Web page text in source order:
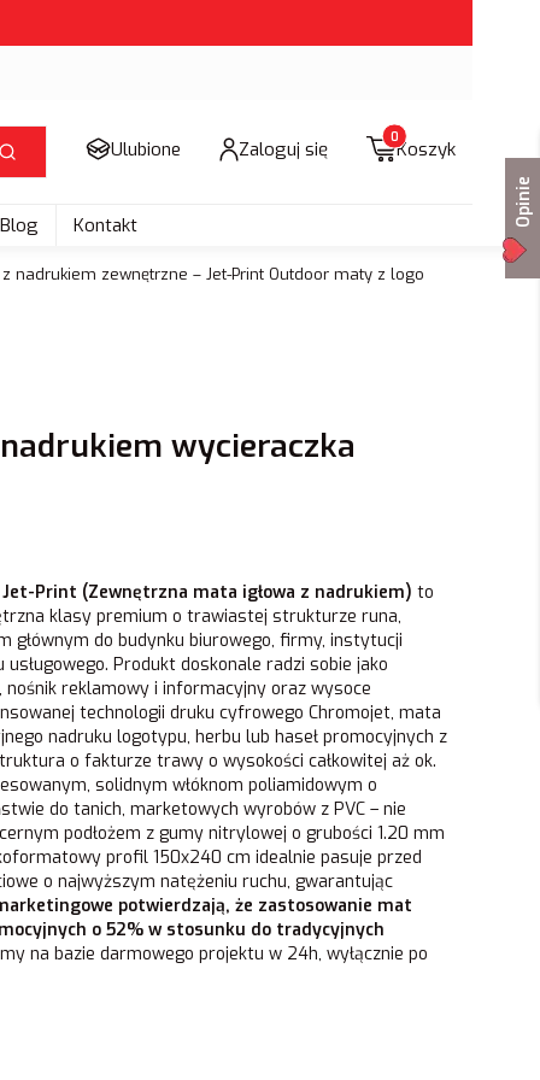
Szukaj
Ulubione Zaloguj się Produkty w koszyku:
Koszyk
Blog Kontakt
nadrukiem zewnętrzne – Jet-Print Outdoor maty z logo
wycieraczka
Print (Zewnętrzna mata igłowa z nadrukiem) to
klasy premium o trawiastej strukturze runa,
głównym do budynku biurowego, firmy, instytucji
Produkt doskonale radzi sobie jako
reklamowy i informacyjny oraz wysoce
technologii druku cyfrowego Chromojet, mata
nadruku logotypu, herbu lub haseł promocyjnych z
o fakturze trawy o wysokości całkowitej aż ok.
solidnym włóknom poliamidowym o
do tanich, marketowych wyrobów z PVC – nie
podłożem z gumy nitrylowej o grubości 1.20 mm
profil 150x240 cm idealnie pasuje przed
o najwyższym natężeniu ruchu, gwarantując
potwierdzają, że zastosowanie mat
o 52% w stosunku do tradycyjnych
na bazie darmowego projektu w 24h, wyłącznie po
Opinie